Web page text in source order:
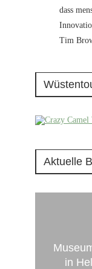
dass
Tim
Aktuelle
in